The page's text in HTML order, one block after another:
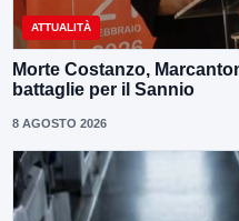
ATTUALITÀ
Morte Costanzo,
battaglie per il Sannio
8 AGOSTO 2026